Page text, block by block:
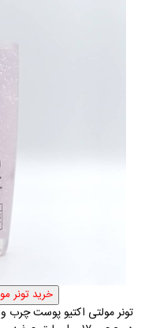
تونر مولتی اکتیو پوست چرب و